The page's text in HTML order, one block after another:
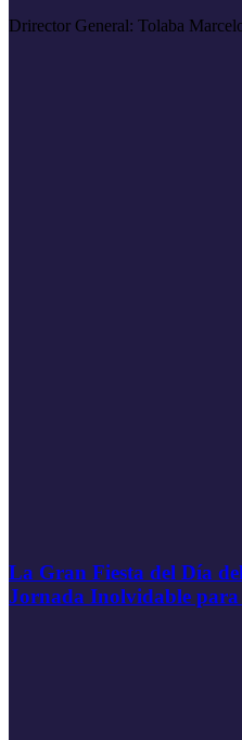
Drirector General: Tolaba
La Gran Fiesta del Día
Jornada Inolvidable para